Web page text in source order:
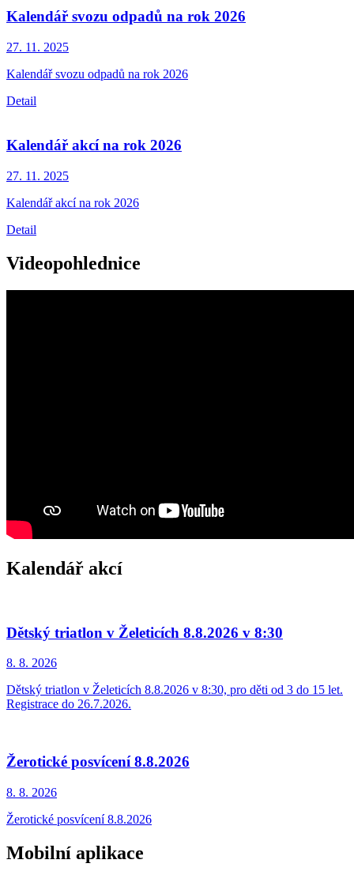
Kalendář svozu odpadů na rok 2026
27. 11. 2025
Kalendář svozu odpadů na rok 2026
Detail
Kalendář akcí na rok 2026
27. 11. 2025
Kalendář akcí na rok 2026
Detail
Videopohlednice
Kalendář akcí
Dětský triatlon v Želeticích 8.8.2026 v 8:30
8. 8. 2026
Dětský triatlon v Želeticích 8.8.2026 v 8:30, pro děti od 3 do 15 let.
Registrace do 26.7.2026.
Žerotické posvícení 8.8.2026
8. 8. 2026
Žerotické posvícení 8.8.2026
Mobilní aplikace